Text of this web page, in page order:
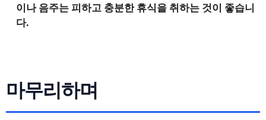
이나 음주는 피하고 충분한 휴식을 취하는 것이 좋습니
다.
마무리하며